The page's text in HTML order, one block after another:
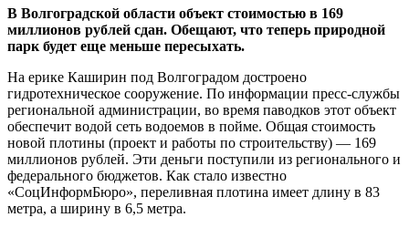
В Волгоградской области объект стоимостью в 169
миллионов рублей сдан. Обещают, что теперь природной
парк будет еще меньше пересыхать.
На ерике Каширин под Волгоградом достроено
гидротехническое сооружение. По информации пресс-службы
региональной администрации, во время паводков этот объект
обеспечит водой сеть водоемов в пойме. Общая стоимость
новой плотины (проект и работы по строительству) — 169
миллионов рублей. Эти деньги поступили из регионального и
федерального бюджетов. Как стало известно
«СоцИнформБюро», переливная плотина имеет длину в 83
метра, а ширину в 6,5 метра.